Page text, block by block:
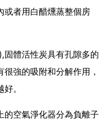
或者用白醋燻蒸整個房
固體活性炭具有孔隙多的
強的吸附和分解作用，
。
的空氣淨化器分為負離子